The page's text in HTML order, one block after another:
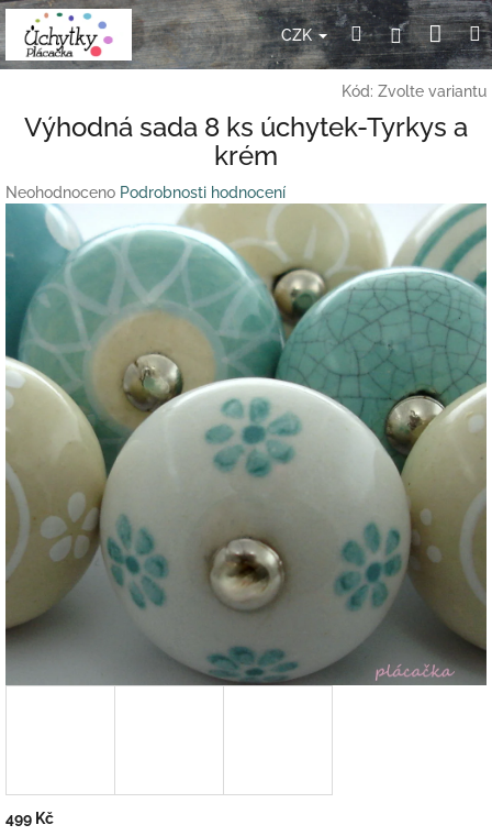
Přejít
na
obsah
CZK HledatPřihlášení
Kód: Zvolte variantu
Výhodná sada 8 ks úchytek-Tyrkys a
krém
Průměrné
hodnocení
produktu
je
hvězdiček.
Neohodnoceno Podrobnosti hodnocení
499 Kč